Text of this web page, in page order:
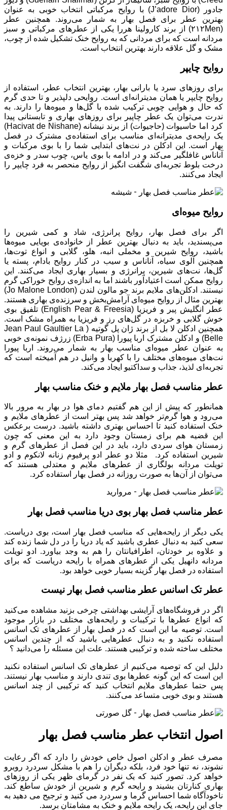
جادور (J’adore Dior) با روایح مرکباتی انتخاب خوبی به عنوان
بهترین عطر برای فصل بهار به شمار می‌روند. همچنین عطر
(۲۱۲Men) از برند کارولینا هررا یکی از عطرهای مرکباتی و سبز
مردانه است که برای مردانی که به روایح خنک تشکیل شده از چوب،
مشک و گل علاقه دارند بهترین انتخاب است.
روایح چایپر
برای روزهای سرد یا بارانی بهار، بهترین انتخاب عطر، استفاده از
روایح چایپر یا همان مدیترانه‌ای است. روایحی دلپذیر و تا حدی گرم
که حال و هوایی چوبی ترکیب شده با گل‌ها و میوه‌ها را دارند. به
ندرت می‌توان یک عطر چاپیر برای روزهای بهاری و تابستانی پیدا
کرد اما حاسیوات (حاجیوات) از برند نیشانه (Hacivat de Nishane)
یک رایحه‌ی مدیترانه‌ای مناسب برای استفاده‌ی مشترک در فصل
بهار است. این ادکلن در نت‌های ابتدایی شما را با بوی مرکبات و
آناناس غافلگیر می‌کند و در ادامه با بوی یاس، چوب سدر و خزه‌ی
درخت بلوط تجربه‌ای شگفت انگیز از روایح منحصر به فرد چایپر را
ایجاد می‌کنند.
روایح میوه‌ای
اگر برای فصل بهار، روایح پرانرژی، شاد و کمی شیرین را
می‌پسندید، باید به دنبال بهترین عطر از خانواده‌ی بویایی میوه‌ها
باشید، روایح شیرین و مخملی انبه، هلو، گلابی و انواع توت‌ها،
همچنین آلوی سیاه، آناناس و سیب در کنار روایح بادام، پسته یا
گل‌ها، نت‌های شیرین، پرانرژی و بسیار بهاری ایجاد می‌کنند. این
روایح ممکن است اعتیادآور باشند اما به اندازه‌ی روایح خوراکی گرم
نیستند. ادکلن‌های ملایم برند جو مالون لندن (Jo Malone London)
بهترین مثال از روایح میوه‌ای آرامش‌بخش و سرزنده‌ی بهاری هستند.
عطر انگلیش پیر و فریزیا (English Pear & Freesia) تلفیق بوی
خوش گلابی و خربزه در گل‌های رز و فریزیا به همراه مشک است.
همچنین ادکلن لا بل از برند ژان پل گوتیه ( Jean Paul Gaultier La
Belle) و ادکلن مشترک اربا پیورا (Erba Pura) زرژف نمونه‌ی خوبی
به عنوان عطر میوه‌ای مناسب بهار به شمار می‌روند. اربا پیورا
نت‌های میوه‌های مختلف را با کهربا و وانیل در هم آمیخته‌ است که
تجربه‌ای لذیذ، جذاب و سداکتیو ایجاد می‌کند.
عطر مناسب فصل بهار ملایم و خنک مناسب بهار
همانطور که پیش از این هم گفتیم دمای هوا در بهار به مرور بالا
می‌رود و هوا گرم‌تر خواهد شد پس بهتر است از عطرهای ملایم و
خنک استفاده کنید تا احساس بهتری داشته باشید. درست برعکس
این قضیه هم برای زمستان وجود دارد به این معنی که چون
زمستان هوای سردی دارد، باید در این فصل از عطرهای گرم و
شیرین استفاده کرد. مثلا دو عطر ادو پرفیوم زنانه لانکوم و ادو
تویلت مردانه بولگاری از عطرهای ملایم و معتدلی هستند که
می‌توان از آن‌ها به صورت روزانه در فصل بهار استفاده کرد.
عطر مناسب فصل بهار بوی دریا مناسب فصل بهار
یکی دیگر از رایحه‌هایی که مناسب فصل بهار است، بوی دریاست.
سعی کنید به دنبال عطری باشید که یاد دریا را در دل شما زنده کند
و علاوه بر خودتان، اطرافیانتان را هم به وجد بیاورد. ادو تویلت
مردانه دانهیل یکی از عطرهای همراه با رایحه دریاست که برای
استفاده در فصل بهار گزینه بسیار خوبی خواهد بود.
عطر تک اسانس عطر مناسب فصل بهار نیست
اگر در فروشگاه‌های آرایشی بهداشتی چرخی بزنید مشاهده می‌کنید
که انواع عطرها با ترکیبات و رایحه‌های مختلف در بازار موجود
است. توصیه ما این است که در فصل بهار از عطرهای تک اسانس
استفاده نکنید و به دنبال عطرهایی باشید که از چندین اسانس
مختلف ساخته شده و ترکیبی هستند. علت این مسئله را می‌دانید ؟
دلیل این که توصیه می‌کنیم از عطرهای تک اسانس استفاده نکنید
این است که این گونه عطرها بوی تندی دارند و مناسب بهار نیستند.
پس حتما عطرهای ملایم انتخاب کنید که ترکیبی از چند اسانس
هستند و بوی خوبی متساعد می‌کنند.
اصول انتخاب عطر مناسب فصل بهار
مصرف عطر و ادکلن اصول خاص خودش را دارد که اگر رعایت
نشوند، نه تنها خود فرد، بلکه دیگران را هم با مشکل سردرد روبرو
خواهد کرد. تصور کنید که یک نفر در گرمای ظهر یکی از روزهای
بهاری کنارتان بشیند و رایحه گرم و شیرین از خودش ساطع کند.
ناخودآگاه شما احساس گرما و سردرد می کنید و ترجیح می دهید به
جای این رایحه، یک رایحه ملایم و خنک به مشامتان برسد.